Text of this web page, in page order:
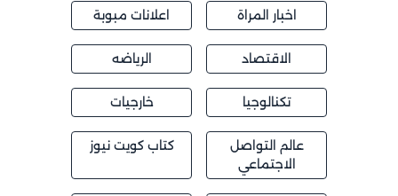
اخبار المراة اعلانات مبوبة
الاقتصاد الرياضه
تكنالوجيا خارجيات
عالم التواصل
الاجتماعي
كتاب كويت نيوز